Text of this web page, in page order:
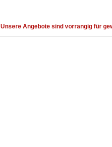
Unsere Angebote sind vorrangig für